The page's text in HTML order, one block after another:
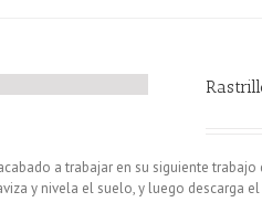
a trabajar en su siguiente
y nivela el suelo, y luego descarga